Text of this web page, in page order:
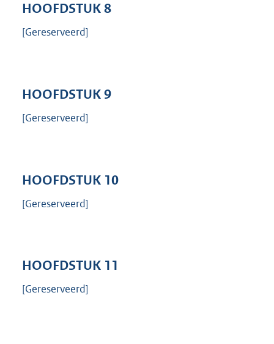
HOOFDSTUK8
[Gereserveerd]
HOOFDSTUK9
[Gereserveerd]
HOOFDSTUK 10
[Gereserveerd]
HOOFDSTUK 11
[Gereserveerd]